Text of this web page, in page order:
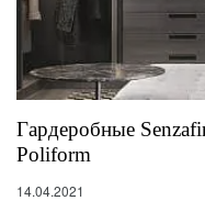
Гардеробные
Poliform
14.04.2021